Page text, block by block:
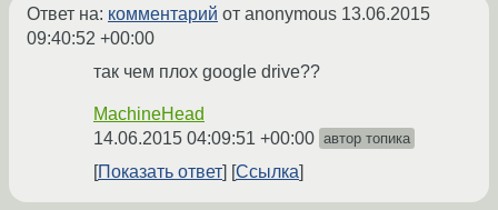
Ответ на: комментарий от anonymous 13.06.2015
09:40:52 +00:00
так чем плох google drive??
MachineHead
14.06.2015 04:09:51 +00:00 автор топика
Показать ответ Ссылка